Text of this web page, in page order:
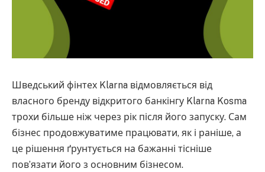
Шведський фінтех Klarna відмовляється від
власного бренду відкритого банкінгу Klarna Kosma
трохи більше ніж через рік після його запуску. Сам
бізнес продовжуватиме працювати, як і раніше, а
це рішення ґрунтується на бажанні тісніше
пов’язати його з основним бізнесом.